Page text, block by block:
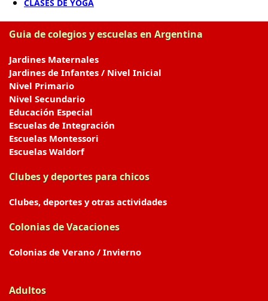
CLASES DE YOGA
Guia de colegios y escuelas en Argentina
Jardines Maternales
Jardines de Infantes / Nivel Inicial
Nivel Primario
Nivel Secundario
Educación Especial
Escuelas de Integración
Escuelas Montessori
Escuelas Waldorf
Clubes y deportes para chicos
Clubes, deportes y otras actividades
Colonias de Vacaciones
Colonias de Verano / Invierno
Adultos